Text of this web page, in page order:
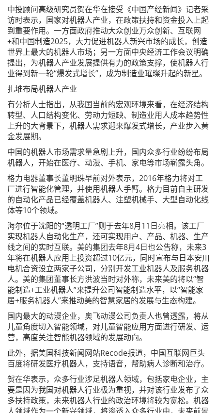
中投顾问高级研究员贺在华在接受《中国产经新闻》记者采
访时表示，国家对机器人产业，在政策扶持和资金投入上起
到重要作用。一方面政府推动大众创业万众创新、互联网
+和中国制造2025，大力促进机器人新兴市场的成长，创造
世界上最大的机器人市场；另一方面中央经济工作会议明确
提出，为机器人产业发展提供有力的政策支撑，使机器人行
业得到新一轮“爆发式增长”，成为制造业璀璨升起的新星。
扎堆布局机器人产业
有分析人士指出，从我国当前的宏观环境来看，在经济结构
转型、人口结构变化、劳动力短缺、制造业用人成本趋势性
上升的大背景下，机器人需求迎来爆发式增长，产业步入黄
金发展期。
中国的机器人市场需求量急剧上升，国内众多行业纷纷布局
机器人，开始在医疗、动漫、手机、家电等市场崭露头角。
格力电器董事长董明珠早前对外表示，2016年格力将对工
厂进行智能化管理，并使用机器人手臂。格力目前自主研发
的自动化产品已经覆盖机器人、注塑机械手、大型自动化线
体等10个领域。
海尔位于沈阳的“透明工厂”则于去年8月11日亮相。该工厂
实现机器人自动化生产，还可实现用户、产品、机器、生产
线之间的实时互联。美的集团去年8月4日也公告称，未来3
年将在机器人应用上投资超过10亿元，同时宣布与日本安川
电机合资设立两家子公司，分别开发工业机器人及服务机器
人。美的集团董事长方洪波当时对外称，未来美的将以“智
能制造+工业机器人”来提升公司智能制造水平，以“智能家
居+服务机器人”来推动美的智慧家居的发展与生态构建。
国内最大的动漫企业，奥飞动漫公司负责人也曾透露，将从
儿童角度切入智能领域，对儿童智能应用方面进行研发、运
营，高度关注智能机器领域的发展动向。
此外，据美国科技新闻网站Recode报道，中国互联网巨头
百度将研发医疗机器人，支持语音，帮助病人诊断和治疗。
贺在华表示，众多行业涉足机器人领域，包括家电企业，主
要是因为我国对机器人行业极为重视，并对该行业发布了众
多扶持政策，未来机器人行业的政治环境将较为宽松。机器